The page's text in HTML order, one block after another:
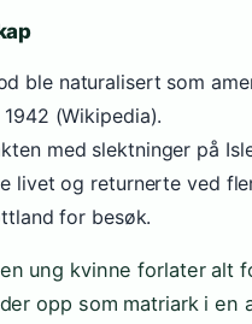
ble naturalisert som
(Wikipedia).
med slektninger på
livet og returnerte ved
for besøk.
ung kvinne forlater alt
opp som matriark i en